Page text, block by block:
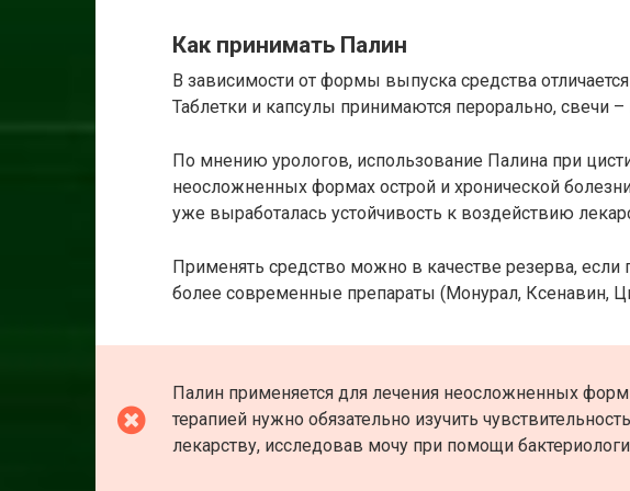
Как принимать Палин
В зависимости от формы выпуска средства
Таблетки и капсулы принимаются перорально, свечи –
По мнению урологов, использование Палина при
неосложненных формах острой и хронической
уже выработалась устойчивость к воздействию
Применять средство можно в качестве резерва, если
более современные препараты (Монурал, Ксенавин,
Палин применяется для лечения неосложненных
терапией нужно обязательно изучить
лекарству, исследовав мочу при помощи